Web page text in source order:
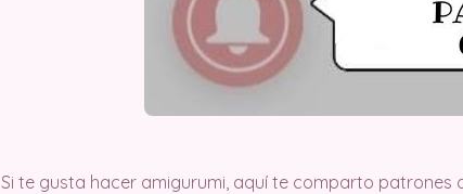
Si te gusta hacer amigurumi, aquí te comparto patrones